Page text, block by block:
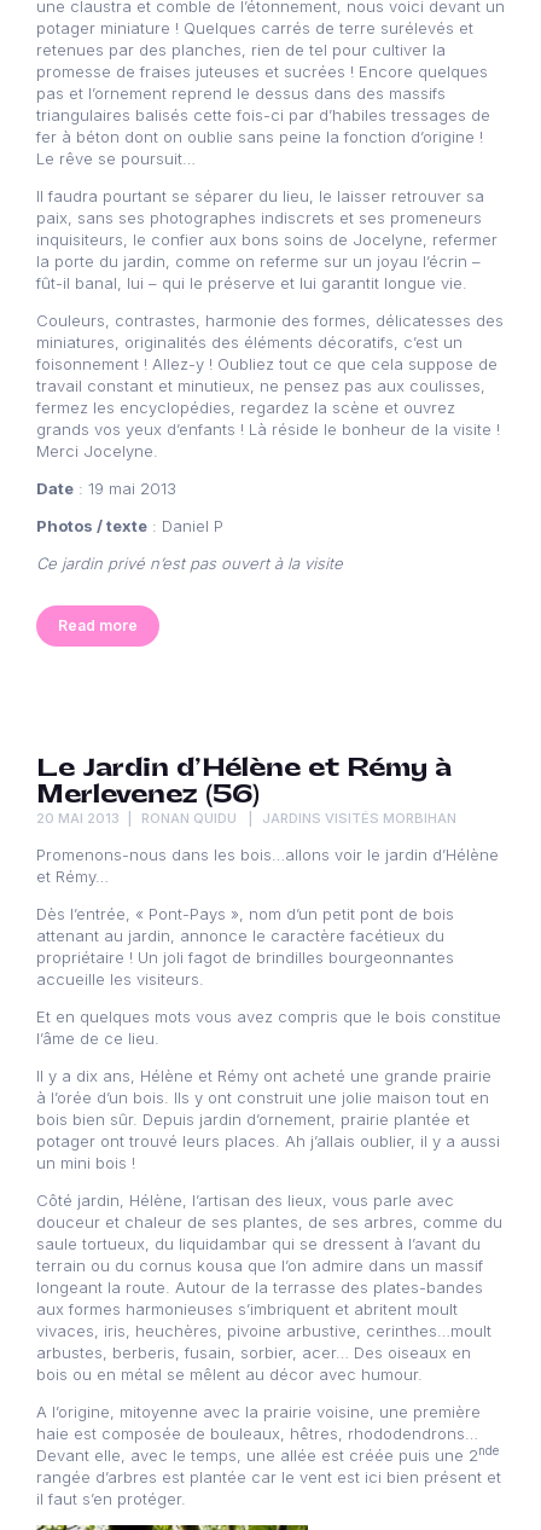
une claustra et comble de l’étonnement, nous voici devant un
potager miniature ! Quelques carrés de terre surélevés et
retenues par des planches, rien de tel pour cultiver la
promesse de fraises juteuses et sucrées ! Encore quelques
pas et l’ornement reprend le dessus dans des massifs
triangulaires balisés cette fois-ci par d’habiles tressages de
fer à béton dont on oublie sans peine la fonction d’origine !
Le rêve se poursuit…
Il faudra pourtant se séparer du lieu, le laisser retrouver sa
paix, sans ses photographes indiscrets et ses promeneurs
inquisiteurs, le confier aux bons soins de Jocelyne, refermer
la porte du jardin, comme on referme sur un joyau l’écrin –
fût-il banal, lui – qui le préserve et lui garantit longue vie.
Couleurs, contrastes, harmonie des formes, délicatesses des
miniatures, originalités des éléments décoratifs, c’est un
foisonnement ! Allez-y ! Oubliez tout ce que cela suppose de
travail constant et minutieux, ne pensez pas aux coulisses,
fermez les encyclopédies, regardez la scène et ouvrez
grands vos yeux d’enfants ! Là réside le bonheur de la visite !
Merci Jocelyne.
Date : 19 mai 2013
Photos / texte : Daniel P
Ce jardin privé n’est pas ouvert à la visite
Read more
Le Jardin d’Hélène et Rémy à
Merlevenez (56)
20 MAI 2013 RONAN QUIDU JARDINS VISITÉS MORBIHAN
Promenons-nous dans les bois…allons voir le jardin d’Hélène
et Rémy…
Dès l’entrée, « Pont-Pays », nom d’un petit pont de bois
attenant au jardin, annonce le caractère facétieux du
propriétaire ! Un joli fagot de brindilles bourgeonnantes
accueille les visiteurs.
Et en quelques mots vous avez compris que le bois constitue
l’âme de ce lieu.
Il y a dix ans, Hélène et Rémy ont acheté une grande prairie
à l’orée d’un bois. Ils y ont construit une jolie maison tout en
bois bien sûr. Depuis jardin d’ornement, prairie plantée et
potager ont trouvé leurs places. Ah j’allais oublier, il y a aussi
un mini bois !
Côté jardin, Hélène, l’artisan des lieux, vous parle avec
douceur et chaleur de ses plantes, de ses arbres, comme du
saule tortueux, du liquidambar qui se dressent à l’avant du
terrain ou du cornus kousa que l’on admire dans un massif
longeant la route. Autour de la terrasse des plates-bandes
aux formes harmonieuses s’imbriquent et abritent moult
vivaces, iris, heuchères, pivoine arbustive, cerinthes…moult
arbustes, berberis, fusain, sorbier, acer… Des oiseaux en
bois ou en métal se mêlent au décor avec humour.
A l’origine, mitoyenne avec la prairie voisine, une première
haie est composée de bouleaux, hêtres, rhododendrons…
Devant elle, avec le temps, une allée est créée puis une 2nde
rangée d’arbres est plantée car le vent est ici bien présent et
il faut s’en protéger.